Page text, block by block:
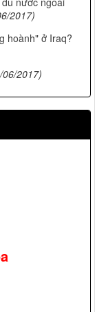
2017)
hoành" ở Iraq?
06/2017)